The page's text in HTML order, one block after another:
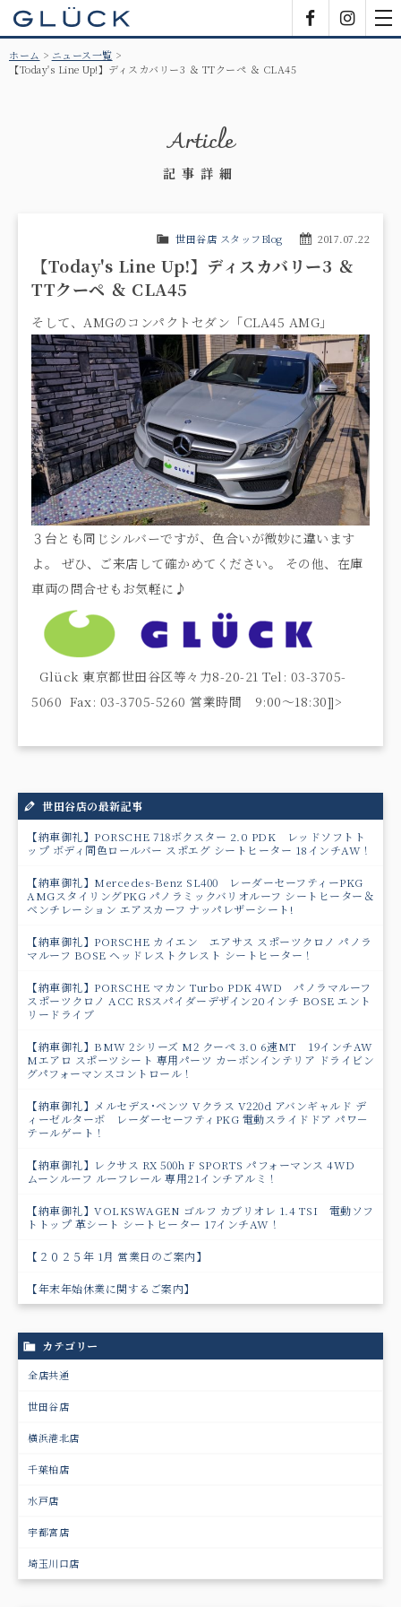
ホーム
ニュース一覧
【Today's Line Up!】ディスカバリー3 ＆ TTクーペ ＆ CLA45
Article
記事詳細
2017.07.22
世田谷店 スタッフBlog
【Today's Line Up!】ディスカバリー3 ＆
TTクーペ ＆ CLA45
そして、AMGのコンパクトセダン「CLA45 AMG」
３台とも同じシルバーですが、色合いが微妙に違います
よ。 ぜひ、ご来店して確かめてください。 その他、在庫
車両の問合せもお気軽に♪
Glück 東京都世田谷区等々力8-20-21 Tel: 03-3705-
5060 Fax: 03-3705-5260 営業時間 9:00〜18:30]]>
世田谷店の最新記事
【納車御礼】PORSCHE 718ボクスター 2.0 PDK レッドソフトト
ップ ボディ同色ロールバー スポエグ シートヒーター 18インチAW！
【納車御礼】Mercedes-Benz SL400 レーダーセーフティーPKG
AMGスタイリングPKG パノラミックバリオルーフ シートヒーター＆
ベンチレーション エアスカーフ ナッパレザーシート!
【納車御礼】PORSCHE カイエン エアサス スポーツクロノ パノラ
マルーフ BOSE ヘッドレストクレスト シートヒーター！
【納車御礼】PORSCHE マカン Turbo PDK 4WD パノラマルーフ
スポーツクロノ ACC RSスパイダーデザイン20インチ BOSE エント
リードライブ
【納車御礼】BMW 2シリーズ M2 クーペ 3.0 6速MT 19インチAW
Mエアロ スポーツシート 専用パーツ カーボンインテリア ドライビン
グパフォーマンスコントロール！
【納車御礼】メルセデス･ベンツ Vクラス V220d アバンギャルド デ
ィーゼルターボ レーダーセーフティPKG 電動スライドドア パワ－
テールゲート！
【納車御礼】レクサス RX 500h F SPORTS パフォーマンス 4WD
ムーンルーフ ルーフレール 専用21インチアルミ！
【納車御礼】VOLKSWAGEN ゴルフ カブリオレ 1.4 TSI 電動ソフ
トトップ 革シート シートヒーター 17インチAW！
【２０２５年 1月 営業日のご案内】
【年末年始休業に関するご案内】
カテゴリー
全店共通
世田谷店
横浜港北店
千葉柏店
水戸店
宇都宮店
埼玉川口店